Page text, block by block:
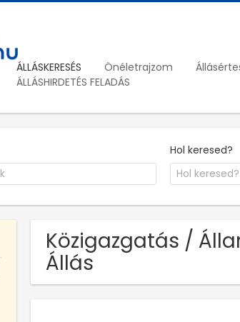
ÁLLÁSKERESÉS Önéletrajzom
ÁLLÁSHIRDETÉS FELADÁS
Hol keresed?
Közigazgatás /
Állás